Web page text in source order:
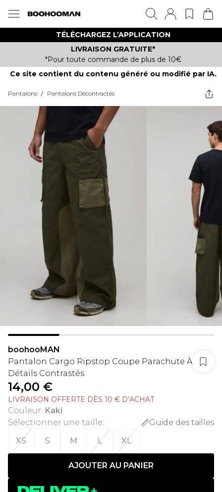
TÉLÉCHARGEZ L’APPLICATION
LIVRAISON GRATUITE*
*Pour toute commande de plus de 10€
Ce site contient du contenu généré ou modifié par IA.
Pantalons / Pantalons Décontractés
boohooMAN
Pantalon Cargo Ripstop Coupe Parachute À
Détails Contrastés
14,00 €
LIVRAISON OFFERTE DÈS 10 € D’ACHAT
Couleur: Kaki
Sélectionner une taille:
Guide des tailles
XS
S M L XL
AJOUTER AU PANIER